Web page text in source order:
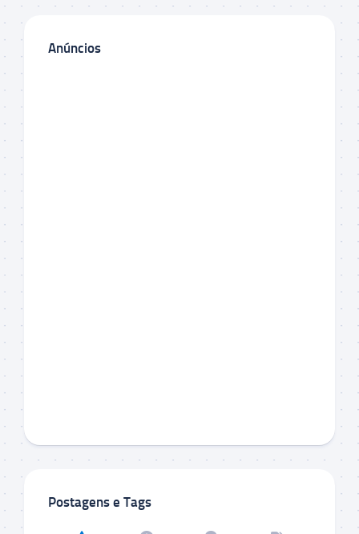
Anúncios
Postagens e Tags